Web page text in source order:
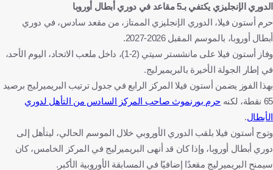
أستون فيلا
الدوري الإنجليزي الممتاز
ليفربول ضد برينتفورد
ليفربول
برينتفورد
نوتنجهام فوريست ضد بورنموث
نوتنجهام فوريست
إنجلترا
كرة قدم
الدوري الإنجليزي يكتفي بـ5 مقاعد في دوري أبطال أوروبا
حرم أستون فيلا، الدوري الإنجليزي الممتاز، من مقعد سادس، في دوري
أبطال أوروبا، بالموسم المقبل 2026-2027.
وفاز أستون فيلا على مانشستر سيتي (2-1)، داخل ملعب الاتحاد، اليوم الأحد،
في إطار الجولة الأخيرة بالبريميرليج.
بهذا الفوز يضمن أستون فيلا المركز الرابع في جدول ترتيب البريميرليج برصيد
65 نقطة، لكنه
حرم بورنموث صاحب المركز السادس من التأهل لدوري
الأبطال.
وتوج أستون فيلا بلقب الدوري الأوروبي خلال الموسم الحالي، ليتأهل إلى
دوري أبطال أوروبا، وإذا كان قد أنهى البريميرليج في المركز الخامس، كان
سيمنح البريميرليج مقعدًا إضافيًا في المسابقة الأوروبية الأكبر.